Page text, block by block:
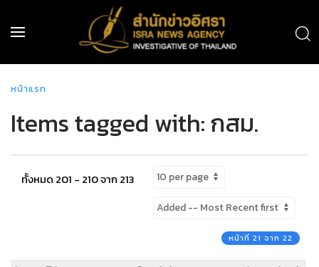
หน้าแรก
Items tagged with: กสม.
ทั้งหมด 201 - 210 จาก 213
หน้าที่ 21 จาก 22